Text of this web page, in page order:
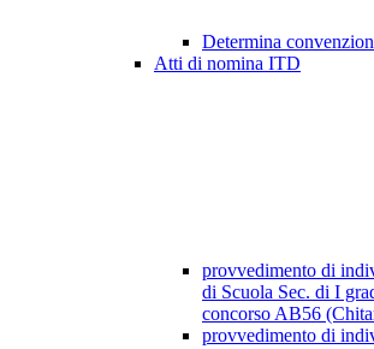
Determina
Atti di nomina ITD
provvedimento di
di Scuola Sec. di I
concorso AB56
provvedimento di